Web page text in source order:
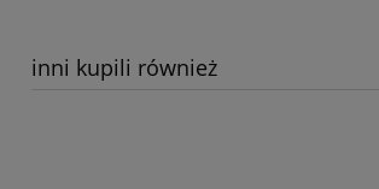
inni kupili również